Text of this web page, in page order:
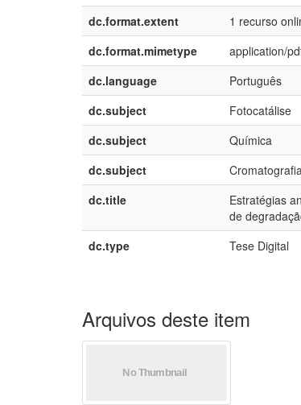
dc.format.extent 1 recurso
dc.format.mimetype
application/
dc.language
Português
dc.subject
Fotocatálise
dc.subject
Química
dc.subject
dc.title
Estratégias
de
dc.type Tese Digital
Arquivos deste item